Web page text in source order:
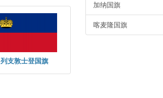
列支敦士登国旗
加纳国旗
喀麦隆国旗